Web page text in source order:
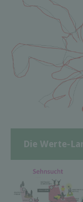
Die Werte-